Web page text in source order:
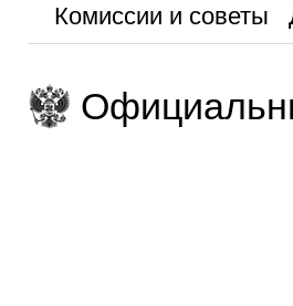
Комиссии и советы